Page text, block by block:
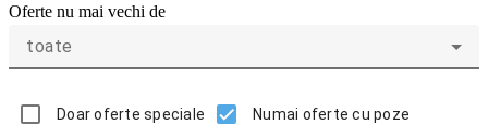
Oferte nu mai vechi de
toate
Doar oferte speciale Numai oferte cu poze